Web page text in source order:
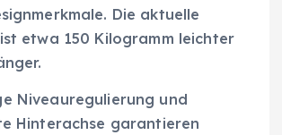
Die aktuelle
etwa 150 Kilogramm leichter
Niveauregulierung und
Hinterachse garantieren